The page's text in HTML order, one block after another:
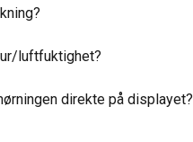
luftfuktighet?
direkte på displayet?